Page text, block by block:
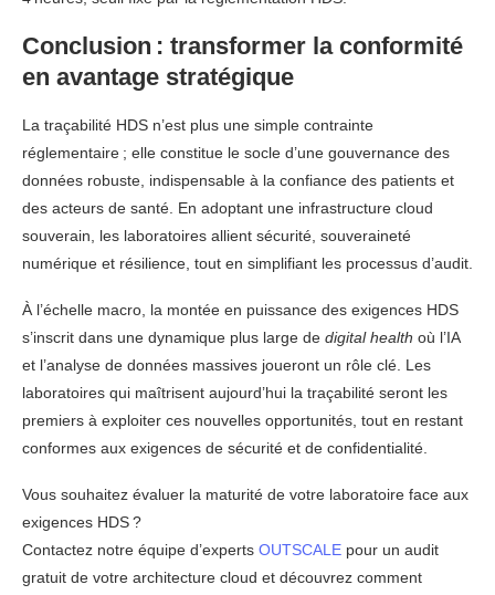
Conclusion : transformer la conformité
en avantage stratégique
La traçabilité HDS n’est plus une simple contrainte
réglementaire ; elle constitue le socle d’une gouvernance des
données robuste, indispensable à la confiance des patients et
des acteurs de santé. En adoptant une infrastructure cloud
souverain, les laboratoires allient sécurité, souveraineté
numérique et résilience, tout en simplifiant les processus d’audit.
À l’échelle macro, la montée en puissance des exigences HDS
s’inscrit dans une dynamique plus large de digital health où l’IA
et l’analyse de données massives joueront un rôle clé. Les
laboratoires qui maîtrisent aujourd’hui la traçabilité seront les
premiers à exploiter ces nouvelles opportunités, tout en restant
conformes aux exigences de sécurité et de confidentialité.
Vous souhaitez évaluer la maturité de votre laboratoire face aux
exigences HDS ?
Contactez notre équipe d’experts OUTSCALE pour un audit
gratuit de votre architecture cloud et découvrez comment